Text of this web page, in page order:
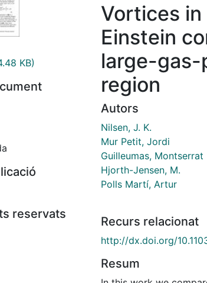
KB)
reservats
Vortices
Einstein
large-
region
Autors
Nilsen, J. K.
Mur Petit, Jordi
Guilleumas, Montserrat
Hjorth-Jensen, M.
Polls Martí, Artur
Recurs relacionat
http://dx.doi.org/
Resum